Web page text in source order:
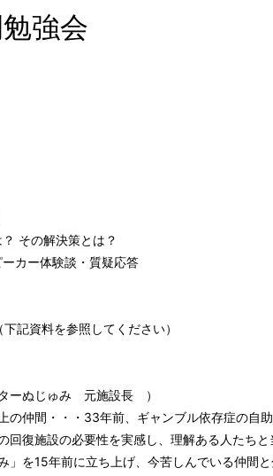
強会
の解決策とは？
ー体験談・質疑応答
記資料を参照してください）
ーぬじゅみ 元施設長 ）
の仲間・・・33年前、ギャンブル依存症の自
回復施設の必要性を実感し、理解ある人たち
」を15年前に立ち上げ、今苦しんでいる仲間